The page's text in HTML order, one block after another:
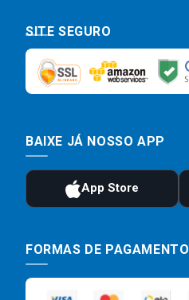
SITE SEGURO
BAIXE JÁ NOSSO APP
FORMAS DE PAGAMENTO